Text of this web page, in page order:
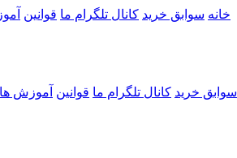
خانه سوابق خرید کانال تلگرام ما قوانین
سوابق خرید کانال تلگرام ما قوانین آموزش ها